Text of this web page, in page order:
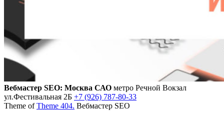
Вебмастер SEO: Москва САО метро Речной Вокзал
ул.Фестивальная 2Б +7 (926) 787-80-33
Theme ofTheme 404. Вебмастер SEO